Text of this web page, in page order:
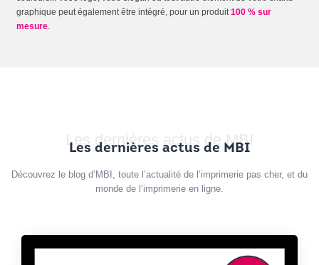
graphique peut également être intégré, pour un produit100 % sur
mesure.
Les dernières actus de MBI
Les dernières actus de MBI
Découvrez le blog d’MBI, toute l’actualité de l’imprimerie pas cher, et du
monde de l’imprimerie en ligne.